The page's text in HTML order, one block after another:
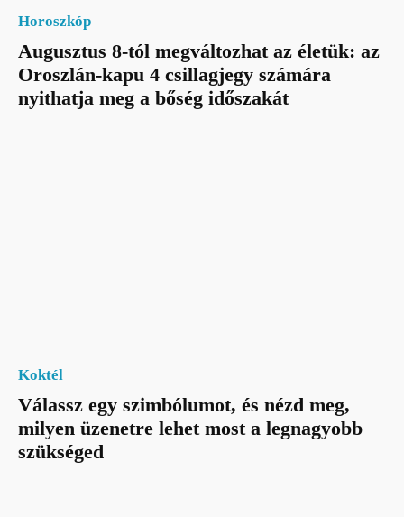
Horoszkóp
Augusztus 8-tól megváltozhat az életük: az
Oroszlán-kapu 4 csillagjegy számára
nyithatja meg a bőség időszakát
Koktél
Válassz egy szimbólumot, és nézd meg,
milyen üzenetre lehet most a legnagyobb
szükséged